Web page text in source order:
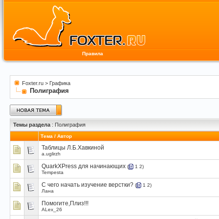
Правила
Foxter.ru > Графика
Полиграфия
Темы раздела : Полиграфия
Тема / Автор
Таблицы Л.Б.Хавкиной
a.uglirzh
QuarkXPress для начинающих ( 1 2)
Tempesta
С чего начать изучение верстки? ( 1 2)
Лана
Помогите,Плиз!!!
ALex_26